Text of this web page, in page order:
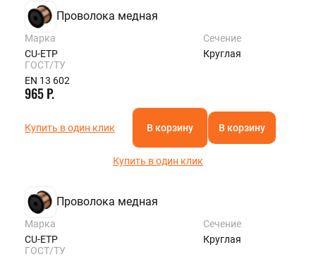
Проволока медная
Марка
CU-ETP
Сечение
Круглая
ГОСТ/ТУ
EN 13 602
965 Р.
Купить в один клик В корзину В корзину
Купить в один клик
Проволока медная
Марка
CU-ETP
Сечение
Круглая
ГОСТ/ТУ